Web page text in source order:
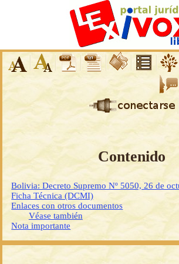
Contenido
Bolivia: Decreto Supremo Nº 5050, 26 de
Ficha Técnica (DCMI)
Enlaces con otros documentos
Véase también
Nota importante